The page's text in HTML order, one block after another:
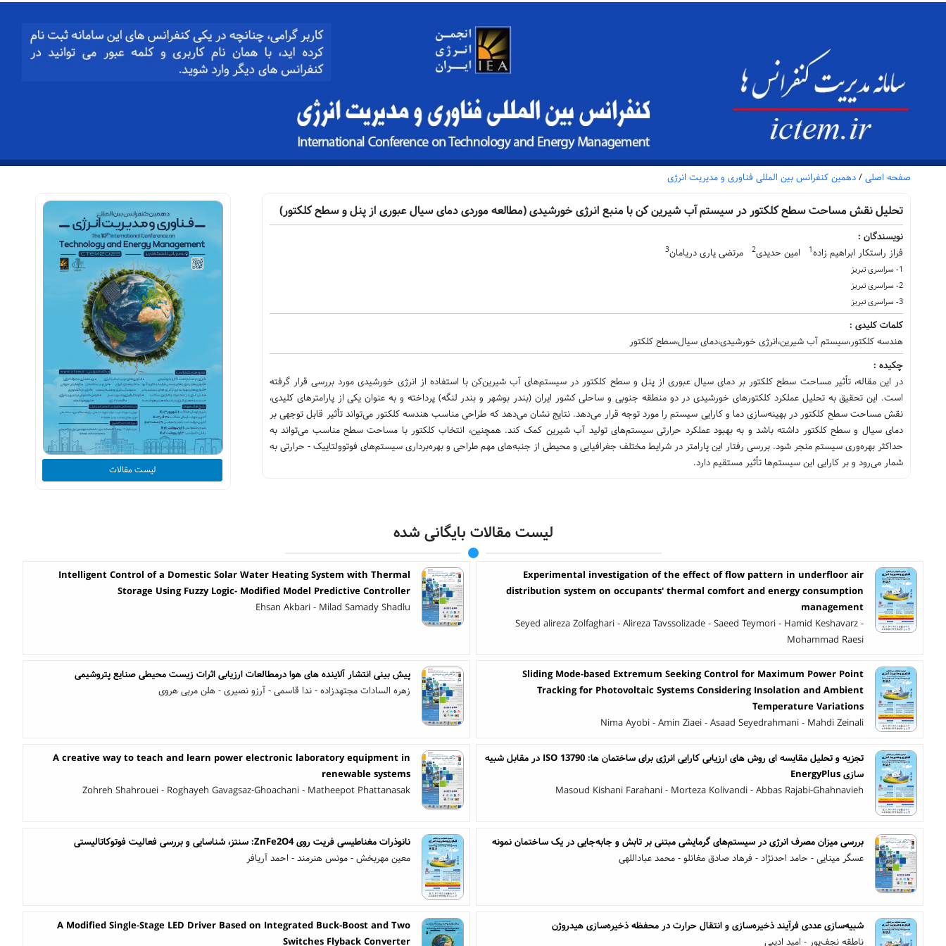
صفحه اصلی / دهمین کنفرانس بین المللی فناوری و مدیریت انرژی
تحلیل نقش مساحت سطح کلکتور در سیستم آب شیرین کن با منبع انرژی خورشیدی (مطالعه موردی دمای سیال عبوری از پنل و سطح کلکتور)
نویسندگان :
فراز راستکار ابراهیم زاده1 امین حدیدی2 مرتضی یاری دریامان3
1- سراسری تبریز
2- سراسری تبریز
3- سراسری تبریز
کلمات کلیدی :
هندسه کلکتور،سیستم آب شیرین،انرژی خورشیدی،دمای سیال،سطح کلکتور
چکیده :
در این مقاله، تأثیر مساحت سطح کلکتور بر دمای سیال عبوری از پنل و سطح کلکتور در سیستم‌های آب شیرین‌کن با استفاده از انرژی خورشیدی مورد بررسی قرار گرفته
است. این تحقیق به تحلیل عملکرد کلکتورهای خورشیدی در دو منطقه جنوبی و ساحلی کشور ایران (بندر بوشهر و بندر لنگه) پرداخته و به عنوان یکی از پارامترهای کلیدی،
نقش مساحت سطح کلکتور در بهینه‌سازی دما و کارایی سیستم را مورد توجه قرار می‌دهد. نتایج نشان می‌دهد که طراحی مناسب هندسه کلکتور می‌تواند تأثیر قابل توجهی بر
دمای سیال و سطح کلکتور داشته باشد و به بهبود عملکرد حرارتی سیستم‌های تولید آب شیرین کمک کند. همچنین، انتخاب کلکتور با مساحت سطح مناسب می‌تواند به
حداکثر بهره‌وری سیستم منجر شود. بررسی رفتار این پارامتر در شرایط مختلف جغرافیایی و محیطی از جنبه‌های مهم طراحی و بهره‌برداری سیستم‌های فوتوولتاییک - حرارتی به
شمار می‌رود و بر کارایی این سیستم‌ها تأثیر مستقیم دارد.
لیست مقالات
لیست مقالات بایگانی شده
Experimental investigation of the effect of flow pattern in underfloor air
distribution system on occupants' thermal comfort and energy consumption
management
Seyed alireza Zolfaghari - Alireza Tavssolizade - Saeed Teymori - Hamid Keshavarz -
Mohammad Raesi
Intelligent Control of a Domestic Solar Water Heating System with Thermal
Storage Using Fuzzy Logic- Modified Model Predictive Controller
Ehsan Akbari - Milad Samady Shadlu
Sliding Mode-based Extremum Seeking Control for Maximum Power Point
Tracking for Photovoltaic Systems Considering Insolation and Ambient
Temperature Variations
Nima Ayobi - Amin Ziaei - Asaad Seyedrahmani - Mahdi Zeinali
پیش بینی انتشار آلاینده های هوا درمطالعات ارزیابی اثرات زیست محیطی صنایع پتروشیمی
زهره السادات مجتهدزاده - ندا قاسمی - آرزو نصیری - هلن مربی هروی
تجزیه و تحلیل مقایسه ای روش های ارزیابی کارایی انرژی برای ساختمان ها: ISO 13790 در مقابل شبیه
سازی EnergyPlus
Masoud Kishani Farahani - Morteza Kolivandi - Abbas Rajabi-Ghahnavieh
A creative way to teach and learn power electronic laboratory equipment in
renewable systems
Zohreh Shahrouei - Roghayeh Gavagsaz-Ghoachani - Matheepot Phattanasak
بررسی میزان مصرف انرژی در سیستم‌های گرمایشی مبتنی بر تابش و جابه‌جایی در یک ساختمان نمونه
عسگر مینایی - حامد احدنژاد - فرهاد صادق مغانلو - محمد عباداللهی
نانوذرات مغناطیسی فریت روی ZnFe2O4: سنتز، شناسایی و بررسی فعالیت فوتوکاتالیستی
معین مهربخش - مونس هنرمند - احمد آریافر
شبیه‌سازی عددی فرآیند ذخیره‌سازی و انتقال حرارت در محفظه ذخیره‌سازی هیدروژن
ناطقه نجف‌پور - امید ادیبی
A Modified Single-Stage LED Driver Based on Integrated Buck-Boost and Two
Switches Flyback Converter